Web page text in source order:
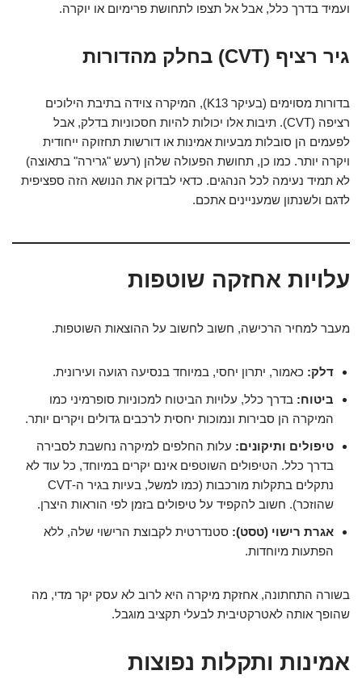
ועמיד בדרך כלל, אבל אל תצפו לתחושת פרימיום או יוקרה.
גיר רציף (CVT) בחלק מהדורות
בדורות מסוימים (בעיקר K13), המיקרה צוידה בתיבת הילוכים
רציפה (CVT). תיבות אלו יכולות להיות חסכוניות בדלק, אבל
לפעמים הן סובלות מבעיות אמינות או דורשות תחזוקה ייחודית
ויקרה יותר. כמו כן, תחושת הפעולה שלהן (רעש "גרירה" בתאוצה)
לא תמיד נעימה לכל הנהגים. כדאי לבדוק את הנושא הזה ספציפית
לדגם ולשנתון שמעניינים אתכם.
עלויות אחזקה שוטפות
מעבר למחיר הרכישה, חשוב לחשוב על ההוצאות השוטפות.
דלק: כאמור, יתרון יחסי, במיוחד בנסיעה רגועה ועירונית.
ביטוח: בדרך כלל, עלויות הביטוח למכוניות סופרמיני כמו
המיקרה הן סבירות ונמוכות יחסית לרכבים גדולים ויקרים יותר.
טיפולים ותיקונים: עלות החלפים למיקרה נחשבת לסבירה
בדרך כלל. הטיפולים השוטפים אינם יקרים במיוחד, כל עוד לא
נתקלים בתקלות מורכבות (כמו למשל, בעיות בגיר ה-CVT
שהוזכר). חשוב להקפיד על טיפולים בזמן לפי הוראות היצרן.
אגרת רישוי (טסט): סטנדרטית לקבוצת הרישוי שלה, ללא
הפתעות מיוחדות.
בשורה התחתונה, אחזקת מיקרה היא לרוב לא עסק יקר מדי, מה
שהופך אותה לאטרקטיבית לבעלי תקציב מוגבל.
אמינות ותקלות נפוצות